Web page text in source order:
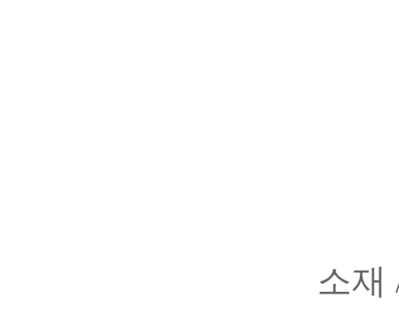
소재